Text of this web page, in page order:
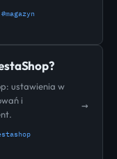
#magazyn
ustawienia w
i
→